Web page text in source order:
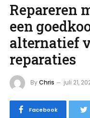
Repareren
een
alternatief
reparaties
ByChris juli 21,
Facebook